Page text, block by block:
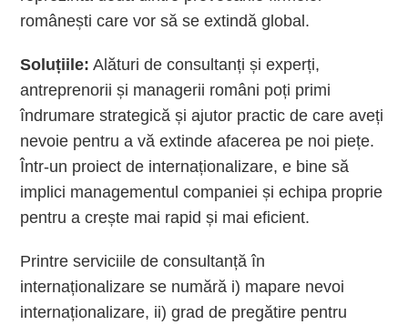
românești care vor să se extindă global.
Soluțiile: Alături de consultanți și experți,
antreprenorii și managerii români poți primi
îndrumare strategică și ajutor practic de care aveți
nevoie pentru a vă extinde afacerea pe noi piețe.
Într-un proiect de internaționalizare, e bine să
implici managementul companiei și echipa proprie
pentru a crește mai rapid și mai eficient.
Printre serviciile de consultanță în
internaționalizare se numără i) mapare nevoi
internaționalizare, ii) grad de pregătire pentru